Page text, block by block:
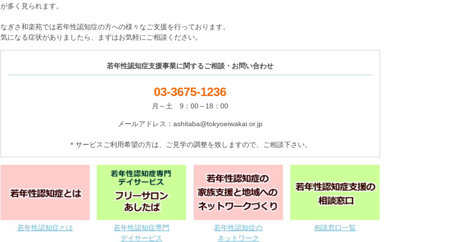
が多く見られます。
なぎさ和楽苑では若年性認知症の方への様々なご支援を行っております。
気になる症状がありましたら、まずはお気軽にご相談ください。
若年性認知症支援事業に関するご相談・お問い合わせ
03-3675-1236
月～土 9：00～18：00
メールアドレス：ashitaba@tokyoeiwakai.or.jp
＊サービスご利用希望の方は、ご見学の調整を致しますので、ご相談下さい。
若年性認知症とは
若年性認知症専門
デイサービス
若年性認知症の
ネットワーク
相談窓口一覧